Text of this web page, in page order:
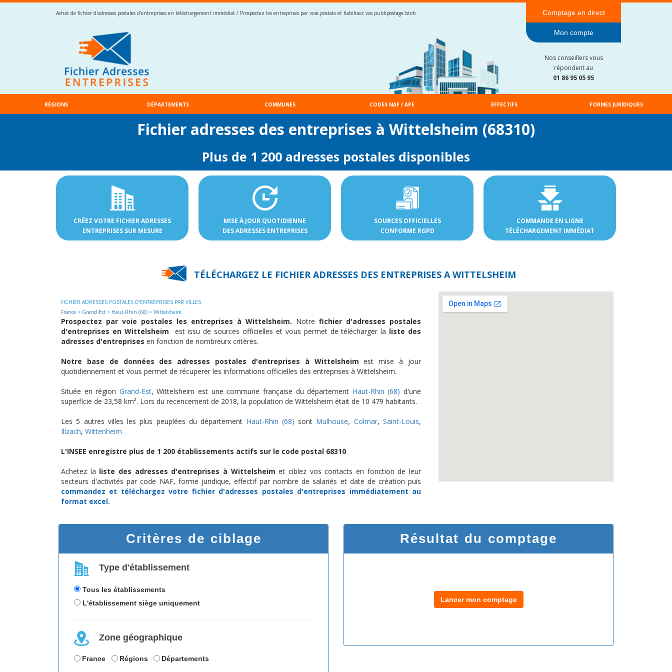
Achat de fichier d'adresses postales d'entreprises en téléchargement immédiat / Prospectez les entreprises par voie postale et fiabilisez vos publipostage btob Comptage en direct
Mon compte
Nos conseillers vous
répondent au
01 86 95 05 95
RÉGIONS DÉPARTEMENTS COMMUNES CODES NAF / APE EFFECTIFS FORMES JURIDIQUES
Fichier adresses des entreprises à Wittelsheim (68310)
Plus de 1 200 adresses postales disponibles
CRÉEZ VOTRE FICHIER ADRESSES
ENTREPRISES SUR MESURE
MISE À JOUR QUOTIDIENNE
DES ADRESSES ENTREPRISES
SOURCES OFFICIELLES
CONFORME RGPD
COMMANDE EN LIGNE
TÉLÉCHARGEMENT IMMÉDIAT
TÉLÉCHARGEZ LE FICHIER ADRESSES DES ENTREPRISES A WITTELSHEIM
FICHIER ADRESSES POSTALES D'ENTREPRISES PAR VILLES
France > Grand-Est > Haut-Rhin (68) > Wittelsheim
Prospectez par voie postales les entreprises à Wittelsheim. Notre fichier d'adresses postales
d'entreprises en Wittelsheim
est issu de sources officielles et vous permet de télécharger la liste des
adresses d'entreprises en fonction de nombreurx critères.
Notre base de données des adresses postales d'entreprises à Wittelsheim est mise à jour
quotidiennement et vous permet de récuperer les informations officielles des entreprises à Wittelsheim.
Située en région Grand-Est, Wittelsheim est une commune française du département Haut-Rhin (68) d'une
superficie de 23,58 km². Lors du recencement de 2018, la population de Wittelsheim était de 10 479 habitants.
Les 5 autres villes les plus peuplées du département Haut-Rhin (68) sont Mulhouse, Colmar,Saint-Louis,
Illzach, Wittenheim
L'INSEE enregistre plus de 1 200 établissements actifs sur le code postal 68310
Achetez la liste des adresses d'entreprises à Wittelsheim et ciblez vos contacts en fonction de leur
secteurs d'activités par code NAF, forme juridique, effectif par nombre de salariés et date de création puis
commandez et téléchargezvotre fichier d'adresses postales d'entreprises immédiatement au
format excel.
Critères de ciblage
Type d'établissement
Tous les établissements
L'établissement siège uniquement
Zone géographique
France Régions Départements
Résultat du comptage
Lancer mon comptage